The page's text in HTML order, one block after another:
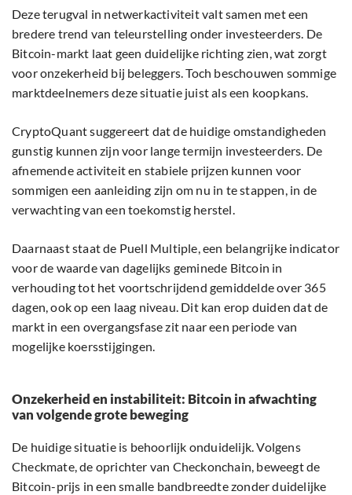
Deze terugval in netwerkactiviteit valt samen met een
bredere trend van teleurstelling onder investeerders. De
Bitcoin-markt laat geen duidelijke richting zien, wat zorgt
voor onzekerheid bij beleggers. Toch beschouwen sommige
marktdeelnemers deze situatie juist als een koopkans.
CryptoQuant suggereert dat de huidige omstandigheden
gunstig kunnen zijn voor lange termijn investeerders. De
afnemende activiteit en stabiele prijzen kunnen voor
sommigen een aanleiding zijn om nu in te stappen, in de
verwachting van een toekomstig herstel.
Daarnaast staat de Puell Multiple, een belangrijke indicator
voor de waarde van dagelijks geminede Bitcoin in
verhouding tot het voortschrijdend gemiddelde over 365
dagen, ook op een laag niveau. Dit kan erop duiden dat de
markt in een overgangsfase zit naar een periode van
mogelijke koersstijgingen.
Onzekerheid en instabiliteit: Bitcoin in afwachting
van volgende grote beweging
De huidige situatie is behoorlijk onduidelijk. Volgens
Checkmate, de oprichter van Checkonchain, beweegt de
Bitcoin-prijs in een smalle bandbreedte zonder duidelijke